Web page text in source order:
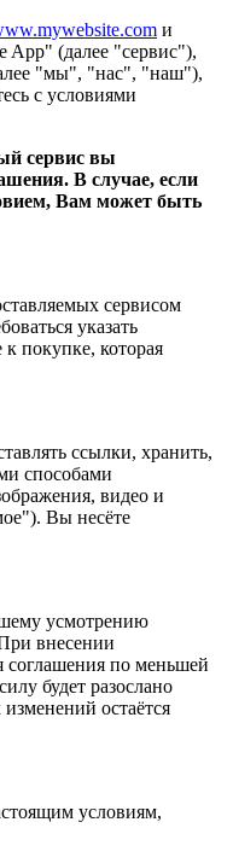
и
(далее "сервис"),
"мы", "нас", "наш"),
с условиями
сервис вы
В случае, если
Вам может быть
сервисом
указать
покупке, которая
ссылки, хранить,
способами
видео и
Вы несёте
усмотрению
внесении
соглашения по меньшей
будет разослано
остаётся
условиям,